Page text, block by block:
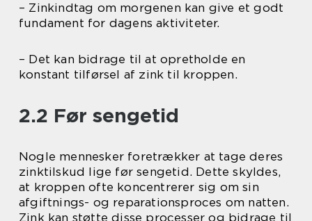
– Zinkindtag om morgenen kan give et godt
fundament for dagens aktiviteter.
– Det kan bidrage til at opretholde en
konstant tilførsel af zink til kroppen.
2.2 Før sengetid
Nogle mennesker foretrækker at tage deres
zinktilskud lige før sengetid. Dette skyldes,
at kroppen ofte koncentrerer sig om sin
afgiftnings- og reparationsproces om natten.
Zink kan støtte disse processer og bidrage til